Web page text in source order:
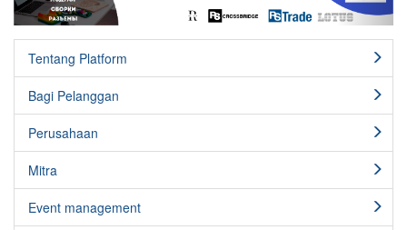
Tentang Platform
Bagi Pelanggan
Perusahaan
Mitra
Event management